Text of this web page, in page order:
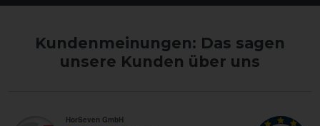
Kundenmeinungen: Das sagen
unsere Kunden über uns